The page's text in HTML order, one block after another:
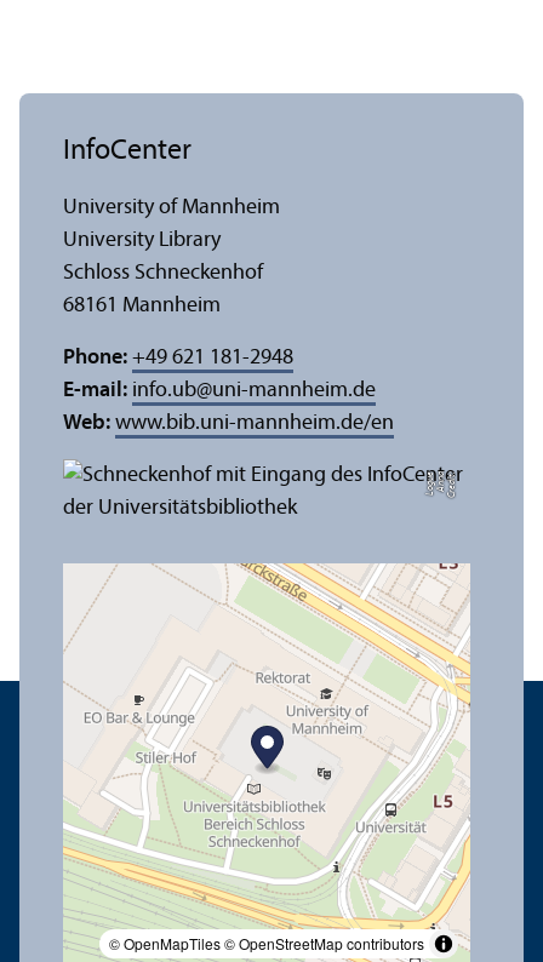
C
r
e
di
t:
A
n
n
a
L
o
g
u
e
© OpenMapTiles© OpenStreetMap contributors
InfoCenter
University of Mannheim
University Library
Schloss Schneckenhof
68161 Mannheim
Phone: +49 621 181-2948
E-mail: info.ub@uni-mannheim.de
Web: www.bib.uni-mannheim.de/en